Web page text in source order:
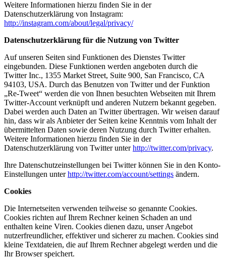
Weitere Informationen hierzu finden Sie in der
Datenschutzerklärung von Instagram:
http://instagram.com/about/legal/privacy/
Datenschutzerklärung für die Nutzung von Twitter
Auf unseren Seiten sind Funktionen des Dienstes Twitter
eingebunden. Diese Funktionen werden angeboten durch die
Twitter Inc., 1355 Market Street, Suite 900, San Francisco, CA
94103, USA. Durch das Benutzen von Twitter und der Funktion
„Re-Tweet“ werden die von Ihnen besuchten Webseiten mit Ihrem
Twitter-Account verknüpft und anderen Nutzern bekannt gegeben.
Dabei werden auch Daten an Twitter übertragen. Wir weisen darauf
hin, dass wir als Anbieter der Seiten keine Kenntnis vom Inhalt der
übermittelten Daten sowie deren Nutzung durch Twitter erhalten.
Weitere Informationen hierzu finden Sie in der
Datenschutzerklärung von Twitter unterhttp://twitter.com/privacy.
Ihre Datenschutzeinstellungen bei Twitter können Sie in den Konto-
Einstellungen unterhttp://twitter.com/account/settings ändern.
Cookies
Die Internetseiten verwenden teilweise so genannte Cookies.
Cookies richten auf Ihrem Rechner keinen Schaden an und
enthalten keine Viren. Cookies dienen dazu, unser Angebot
nutzerfreundlicher, effektiver und sicherer zu machen. Cookies sind
kleine Textdateien, die auf Ihrem Rechner abgelegt werden und die
Ihr Browser speichert.